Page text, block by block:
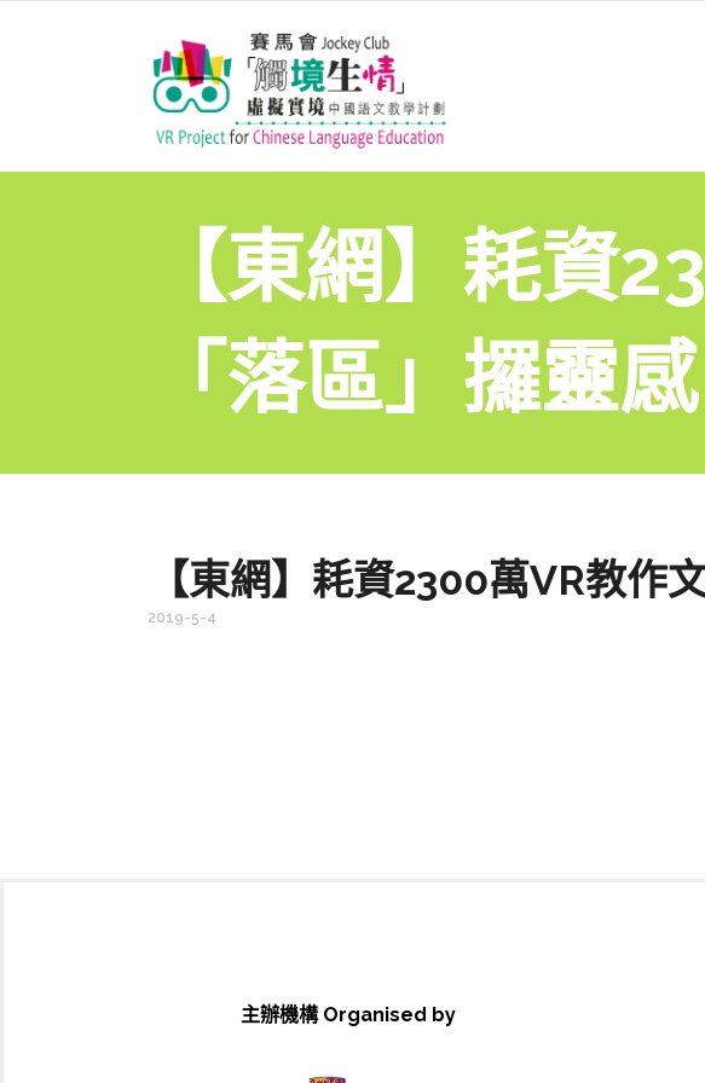
【東網】耗資
「落區」攞靈感
【東網】耗資2300萬VR教
2019-5-4
主辦機構 Organised by